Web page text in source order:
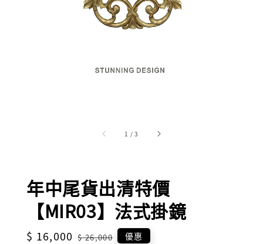
1 /3
年中尾貨出清特價
【MIR03】法式掛鏡
Sale
$ 16,000 Regular
$ 26,000 優惠